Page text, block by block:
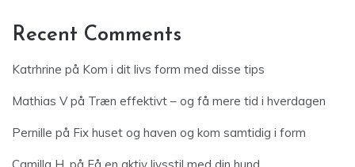
Recent Comments
Katrhrine på Kom i dit livs form med disse tips
Mathias Vpå Træn effektivt – og få mere tid i hverdagen
Pernille på Fix huset og haven og kom samtidig i form